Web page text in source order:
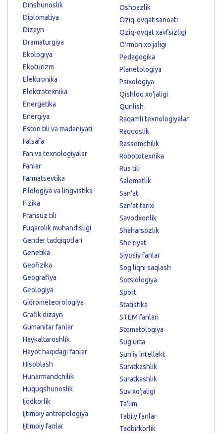
Dinshunoslik
Diplomatiya
Dizayn
Dramaturgiya
Ekologiya
Ekoturizm
Elektronika
Elektrotexnika
Energetika
Energiya
Eston tili va madaniyati
Falsafa
Fan va texnologiyalar
Fanlar
Farmatsevtika
Filologiya va lingvistika
Fizika
Fransuz tili
Fuqarolik muhandisligi
Gender tadqiqotlari
Genetika
Geofizika
Geografiya
Geologiya
Gidrometeorologiya
Grafik dizayn
Gumanitar fanlar
Haykaltaroshlik
Hayot haqidagi fanlar
Hisoblash
Hunarmandchilik
Huquqshunoslik
Ijodkorlik
Ijtimoiy antropologiya
Ijtimoiy fanlar
Oshpazlik
Oziq-ovqat sanoati
Oziq-ovqat xavfsizligi
Oʻrmon xoʻjaligi
Pedagogika
Planetologiya
Psixologiya
Qishloq xo'jaligi
Qurilish
Raqamli texnologiyalar
Raqqoslik
Rassomchilik
Robototexnika
Rus tili
Salomatlik
San'at
San'at tarixi
Savodxonlik
Shaharsozlik
She'riyat
Siyosiy fanlar
Sog'liqni saqlash
Sotsiologiya
Sport
Statistika
STEM fanlari
Stomatologiya
Sug'urta
Sun'iy intellekt
Suratkashlik
Suratkashlik
Suv xo'jaligi
Ta'lim
Tabiiy fanlar
Tadbirkorlik